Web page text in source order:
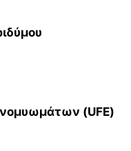
(UFE)